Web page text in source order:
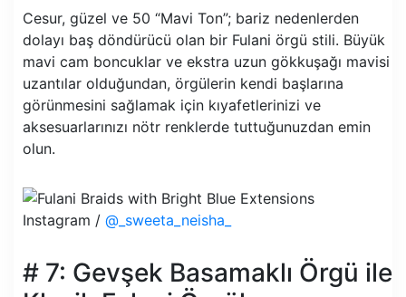
Cesur, güzel ve 50 “Mavi Ton”; bariz nedenlerden
dolayı baş döndürücü olan bir Fulani örgü stili. Büyük
mavi cam boncuklar ve ekstra uzun gökkuşağı mavisi
uzantılar olduğundan, örgülerin kendi başlarına
görünmesini sağlamak için kıyafetlerinizi ve
aksesuarlarınızı nötr renklerde tuttuğunuzdan emin
olun.
Instagram / @_sweeta_neisha_
# 7: Gevşek Basamaklı Örgü ile